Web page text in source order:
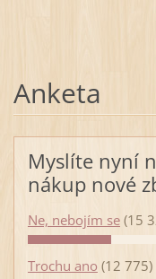
Anketa
Myslíte nyní
nákup nové
Ne, nebojím se (15
Trochu ano (12 775)